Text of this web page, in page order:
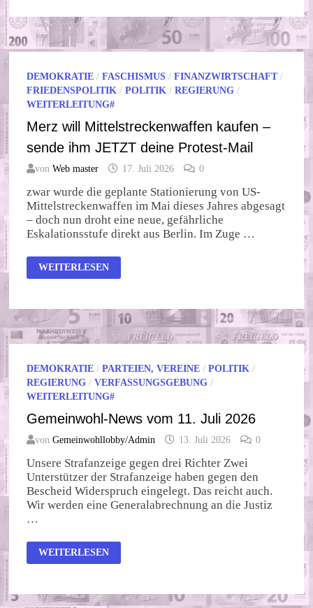
DEMOKRATIE /FASCHISMUS /FINANZWIRTSCHAFT/
FRIEDENSPOLITIK /POLITIK /REGIERUNG /
WEITERLEITUNG#
Merz will Mittelstreckenwaffen kaufen –
sende ihm JETZT deine Protest-Mail
vonWeb master 17. Juli 2026 0
zwar wurde die geplante Stationierung von US-
Mittelstreckenwaffen im Mai dieses Jahres abgesagt
– doch nun droht eine neue, gefährliche
Eskalationsstufe direkt aus Berlin. Im Zuge …
MERZ
WILL
SENDE
IHM
JETZT
DEINE
WEITERLESEN
DEMOKRATIE /PARTEIEN, VEREINE /POLITIK /
REGIERUNG /VERFASSUNGSGEBUNG /
WEITERLEITUNG#
Gemeinwohl-News vom 11. Juli 2026
vonGemeinwohllobby/Admin 13. Juli 2026 0
Unsere Strafanzeige gegen drei Richter Zwei
Unterstützer der Strafanzeige haben gegen den
Bescheid Widerspruch eingelegt. Das reicht auch.
Wir werden eine Generalabrechnung an die Justiz
…
GEMEINWOHL-
NEWS
2026
WEITERLESEN